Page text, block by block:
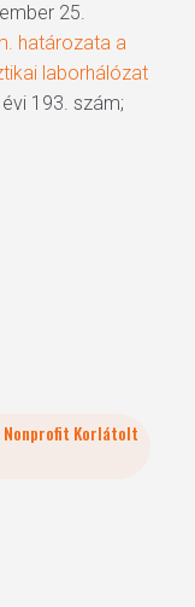
25.
határozata a
laborhálózat
193. szám;
Nonprofit Korlátolt